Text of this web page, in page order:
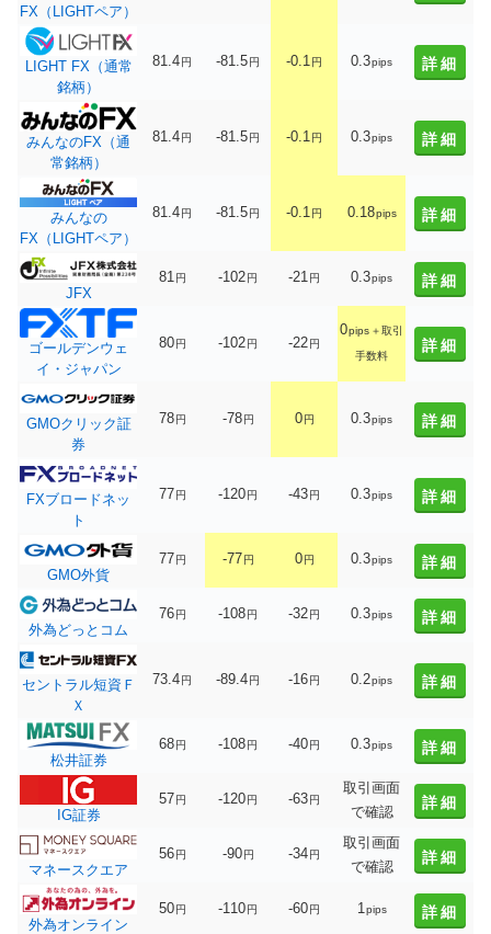
FX（LIGHTペア）
LIGHT FX（通常
銘柄）
81.4円 -81.5円 -0.1円 0.3pips 詳細
みんなのFX（通
常銘柄）
81.4円 -81.5円 -0.1円 0.3pips 詳細
みんなの
FX（LIGHTペア）
81.4円 -81.5円 -0.1円 0.18pips 詳細
JFX
81 円 -102円 -21円 0.3pips 詳細
ゴールデンウェ
イ・ジャパン
80 円 -102円 -22円
0pips ＋取引
手数料
詳細
GMOクリック証
券
78 円 -78 円 0 円 0.3pips 詳細
FXブロードネッ
ト
77 円 -120円 -43円 0.3pips 詳細
GMO外貨
77 円 -77 円 0 円 0.3pips 詳細
外為どっとコム
76 円 -108円 -32円 0.3pips 詳細
セントラル短資Ｆ
Ｘ
73.4円 -89.4円 -16円 0.2pips 詳細
松井証券
68 円 -108円 -40円 0.3pips 詳細
IG証券
57 円 -120円 -63円
取引画面
で確認
詳細
マネースクエア
56 円 -90 円 -34円
取引画面
で確認
詳細
外為オンライン
50 円 -110円 -60円 1pips 詳細